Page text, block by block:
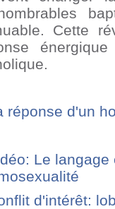
Cette
réponse d'un
Le
d'intérêt: